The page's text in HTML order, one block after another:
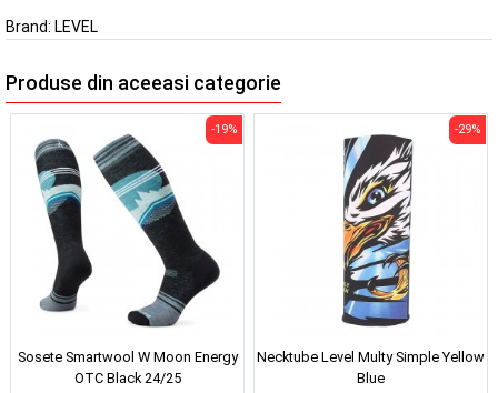
Brand: LEVEL
Produse din aceeasi categorie
Sosete Smartwool W Moon Energy
OTC Black 24/25
-19%
Necktube Level Multy Simple Yellow
Blue
-29%